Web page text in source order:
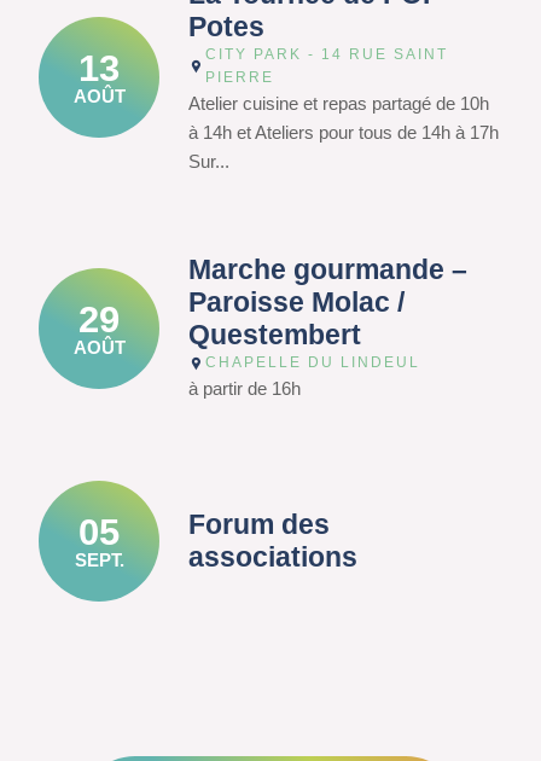
13
AOÛT
Potes
CITY PARK - 14 RUE SAINT
PIERRE
Atelier cuisine et repas partagé de 10h
à 14h et Ateliers pour tous de 14h à 17h
Sur...
29
AOÛT
Marche gourmande –
Paroisse Molac /
Questembert
CHAPELLE DU LINDEUL
à partir de 16h
05
SEPT.
Forum des
associations